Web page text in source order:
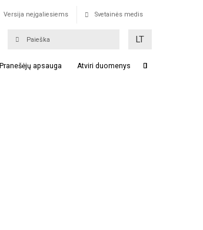
Versija neįgaliesiems Svetainės medis
LT
Pranešėjų apsauga Atviri duomenys